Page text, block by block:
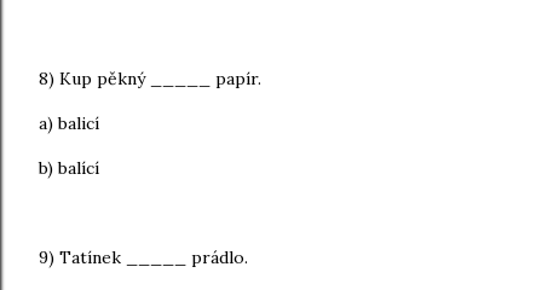
8) Kup pěkný _____ papír.
a) balicí
b) balící
9) Tatínek _____ prádlo.